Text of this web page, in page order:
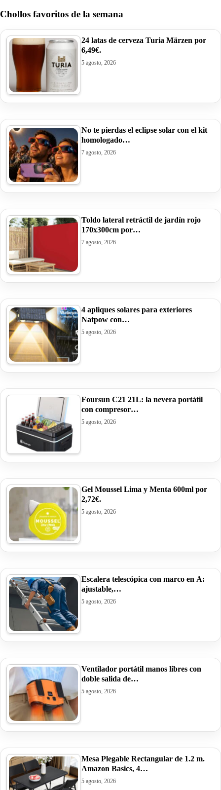
Chollos favoritos de la semana
24 latas de cerveza Turia Märzen por
6,49€.
5 agosto, 2026
No te pierdas el eclipse solar con el kit
homologado…
7 agosto, 2026
Toldo lateral retráctil de jardín rojo
170x300cm por…
7 agosto, 2026
4 apliques solares para exteriores
Natpow con…
5 agosto, 2026
Foursun C21 21L: la nevera portátil
con compresor…
5 agosto, 2026
Gel Moussel Lima y Menta 600ml por
2,72€.
5 agosto, 2026
Escalera telescópica con marco en A:
ajustable,…
5 agosto, 2026
Ventilador portátil manos libres con
doble salida de…
5 agosto, 2026
Mesa Plegable Rectangular de 1.2 m.
Amazon Basics, 4…
5 agosto, 2026